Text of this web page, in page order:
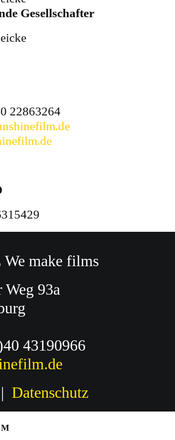
Gesellschafter
22863264
make films
93a
43190966
| Datenschutz